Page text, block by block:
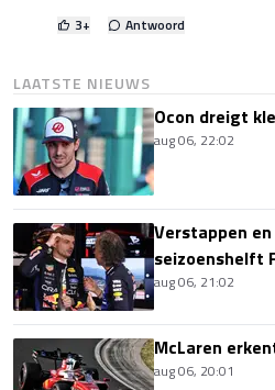
3+ Antwoord
LAATSTE NIEUWS
Ocon dreigt
aug 06, 22:02
Verstappen
seizoenshelft
aug 06, 21:02
McLaren
aug 06, 20:01